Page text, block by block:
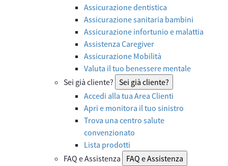
Assicurazione dentistica
Assicurazione sanitaria bambini
Assicurazione infortunio e malattia
Assistenza Caregiver
Assicurazione Mobilità
Valuta il tuo benessere mentale
Sei già cliente? Sei già cliente?
Accedi alla tua Area Clienti
Apri e monitora il tuo sinistro
Trova una centro salute
convenzionato
Lista prodotti
FAQ e Assistenza
FAQ e Assistenza